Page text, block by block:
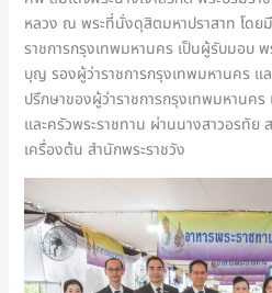
หลวง ณ พระที่นั่งดุสิตมหาปราสาท โด
ราชการกรุงเทพมหานคร เป็นผู้รับมอบ
บุญ รองผู้ว่าราชการกรุงเทพมหานคร แ
ปรึกษาของผู้ว่าราชการกรุงเทพมหานค
และครัวพระราชทาน ผ่านนางสาวอรทั
เครื่องต้น สำนักพระราชวัง